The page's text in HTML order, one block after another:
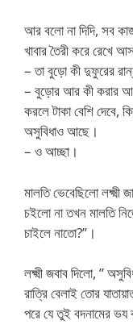
আর বলো না দিদি, সব
খাবার তৈরী করে রেখে
– তা বুড়ো কী দুফুরের
– বুড়োর আর কী করার
করলে টাকা বেশি
অসুবিধাও আছে।
– ও আচ্ছা।
মালতি ভেবেছিলো লক্ষ্মী
চইলো না তখন মালতি
চাইলে নাতো?”।
লক্ষ্মী জবাব দিলো, ”
রাত্রি বেলাই তোর
পরে যে তুই বদনামের ভয